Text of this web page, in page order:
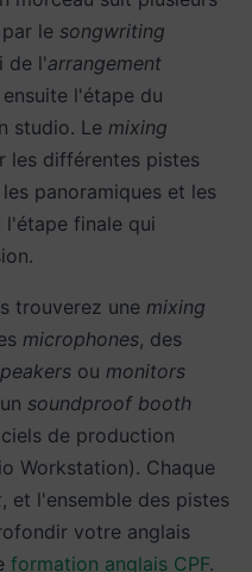
le songwriting
de l'arrangement
l'étape du
studio. Le mixing
les différentes pistes
panoramiques et les
l'étape finale qui
trouverez une mixing
microphones, des
ou monitors
soundproof booth
de production
Workstation). Chaque
, et l'ensemble des pistes
votre anglais
formation anglais CPF.